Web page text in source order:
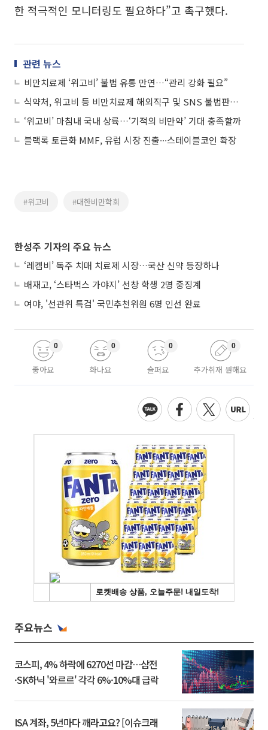
한 적극적인 모니터링도 필요하다”고 촉구했다.
관련 뉴스
비만치료제 ‘위고비’ 불법 유통 만연…“관리 강화 필요”
식약처, 위고비 등 비만치료제 해외직구 및 SNS 불법판매 차단
‘위고비’ 마침내 국내 상륙…‘기적의 비만약’ 기대 충족할까
블랙록 토큰화 MMF, 유럽 시장 진출∙∙∙스테이블코인 확장
#위고비 #대한비만학회
한성주 기자의 주요 뉴스
‘레켐비’ 독주 치매 치료제 시장…국산 신약 등장하나
배재고, ‘스타벅스 가야지’ 선창 학생 2명 중징계
여야, '선관위 특검' 국민추천위원 6명 인선 완료
좋아요
0
화나요
0
슬퍼요
0
추가취재 원해요
0
주요뉴스
코스피, 4% 하락에 6270선 마감…삼전
·SK하닉 '와르르' 각각 6%·10%대 급락
ISA 계좌, 5년마다 깨라고요? [이슈크래